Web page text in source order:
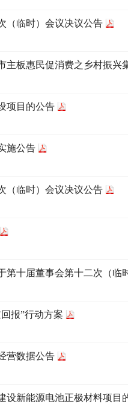
（临时）会议决议公告
主板惠民促消费之乡村振兴
项目的公告
施公告
（临时）会议决议公告
第十届董事会第十二次（临
报”行动方案
营数据公告
设新能源电池正极材料项目